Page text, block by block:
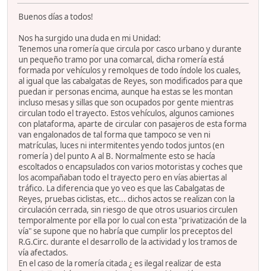
Buenos días a todos!
Nos ha surgido una duda en mi Unidad:
Tenemos una romería que circula por casco urbano y durante
un pequeño tramo por una comarcal, dicha romería está
formada por vehículos y remolques de todo índole los cuales,
al igual que las cabalgatas de Reyes, son modificados para que
puedan ir personas encima, aunque ha estas se les montan
incluso mesas y sillas que son ocupados por gente mientras
circulan todo el trayecto. Estos vehículos, algunos camiones
con plataforma, aparte de circular con pasajeros de esta forma
van engalonados de tal forma que tampoco se ven ni
matrículas, luces ni intermitentes yendo todos juntos (en
romería ) del punto A al B. Normalmente esto se hacía
escoltados o encapsulados con varios motoristas y coches que
los acompañaban todo el trayecto pero en vías abiertas al
tráfico. La diferencia que yo veo es que las Cabalgatas de
Reyes, pruebas ciclistas, etc... dichos actos se realizan con la
circulación cerrada, sin riesgo de que otros usuarios circulen
temporalmente por ella por lo cual con esta "privatización de la
vía" se supone que no habría que cumplir los preceptos del
R.G.Circ. durante el desarrollo de la actividad y los tramos de
vía afectados.
En el caso de la romería citada ¿ es ilegal realizar de esta